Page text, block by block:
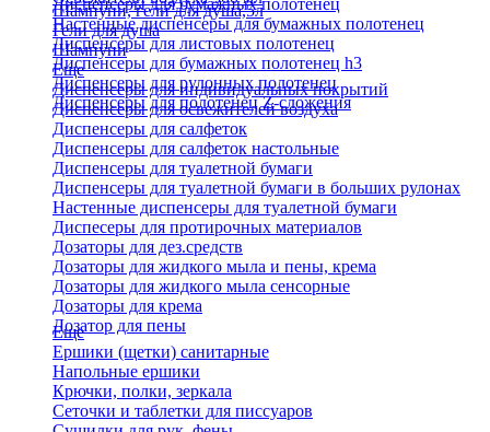
Шампуни, гели для душа,5л
Гели для душа
Шампуни
Диспенсеры для бумажных полотенец
Настенные диспенсеры для бумажных полотенец
Диспенсеры для листовых полотенец
Диспенсеры для бумажных полотенец h3
Диспенсеры для рулонных полотенец
Диспенсеры для полотенец Z-сложения
Еще
Диспенсеры для индивидуальных покрытий
Диспенсеры для освежителей воздуха
Диспенсеры для салфеток
Диспенсеры для салфеток настольные
Диспенсеры для туалетной бумаги
Диспенсеры для туалетной бумаги в больших рулонах
Настенные диспенсеры для туалетной бумаги
Диспесеры для протирочных материалов
Дозаторы для дез.средств
Дозаторы для жидкого мыла и пены, крема
Дозаторы для жидкого мыла сенсорные
Дозаторы для крема
Дозатор для пены
Еще
Ершики (щетки) санитарные
Напольные ершики
Крючки, полки, зеркала
Сеточки и таблетки для писсуаров